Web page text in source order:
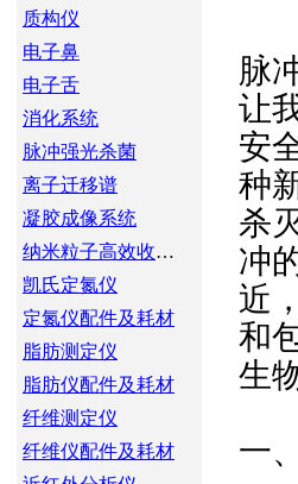
质构仪
电子鼻
电子舌
消化系统
脉冲强光杀菌
离子迁移谱
凝胶成像系统
纳米粒子高效收集装置
凯氏定氮仪
定氮仪配件及耗材
脂肪测定仪
脂肪仪配件及耗材
纤维测定仪
纤维仪配件及耗材
脉
让
安
种
杀
冲
近
和
生
一